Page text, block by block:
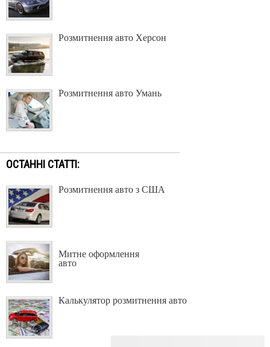
Розмитнення авто Херсон
Розмитнення авто Умань
ОСТАННІ СТАТТІ:
Розмитнення авто з США
Митне оформлення
авто
Калькулятор розмитнення авто